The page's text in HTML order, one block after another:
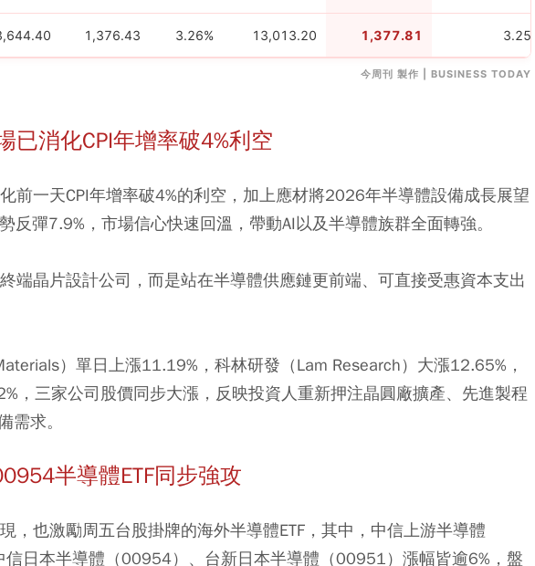
1,376.43 3.26% 13,013.20 1,377.81 3.25%
今周刊 製作 | BUSINESS TODAY
已消化CPI年增率破4%利空
前一天CPI年增率破4%的利空，加上應材將2026年半導體設備成長展望
反彈7.9%，市場信心快速回溫，帶動AI以及半導體族群全面轉強。
端晶片設計公司，而是站在半導體供應鏈更前端、可直接受惠資本支出
）單日上漲11.19%，科林研發（Lam Research）大漲12.65%，
，三家公司股價同步大漲，反映投資人重新押注晶圓廠擴產、先進製程
需求。
半導體ETF同步強攻
，也激勵周五台股掛牌的海外半導體ETF，其中，中信上游半導體
信日本半導體（00954）、台新日本半導體（00951）漲幅皆逾6%，盤